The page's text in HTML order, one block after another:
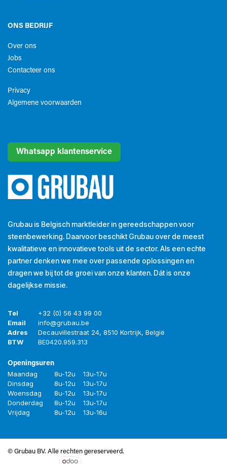
ONS BEDRIJF
Over ons
Jobs
Contacteer ons
Privacy
Algemene voorwaarden​
Whatsapp klantenservice
Grubau is Belgisch marktleider in gereedschappen voor
steenbewerking. Daarvoor beschikt Grubau over de meest
kwalitatieve en innovatieve tools uit de sector. Als een echte
partner denken we mee over passende oplossingen en
dragen we bij tot de groei van onze klanten. Dát is onze
dagelijkse missie.
Tel
+32 (0) 56 43 99 00
Email
info@grubau.be
Adres
Decauvillestraat 24, 8510 Kortrijk, België
BTW
BE0420.959.313
Openingsuren
Maandag 8u-12u
13u-17u
Dinsdag
8u-12u
13u-17u
Woensdag
8u-12u
13u-17u
Donderdag
8u-12u
13u-17u
Vrijdag
8u-12u 13u-16u
© Grubau BV. Alle rechten gereserveerd.